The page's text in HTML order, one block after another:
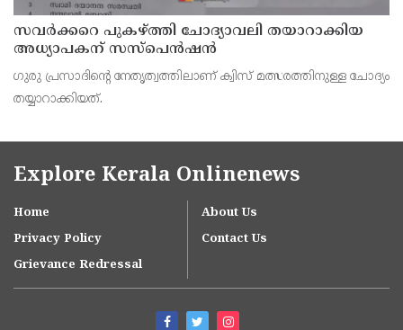
സവര്‍ക്കറെ പുകഴ്ത്തി ചോദ്യാവലി തയാറാക്കിയ
അധ്യാപകന് സസ്‌പെന്‍ഷന്‍
ഗുരു പ്രസാദിന്റെ നേതൃത്വത്തിലാണ് ക്വിസ് മത്സരത്തിനുള്ള ചോദ്യം
തയ്യാറാക്കിയത്.
Explore Kerala Onlinenews
Home
About Us
Privacy Policy
Contact Us
Grievance Redressal